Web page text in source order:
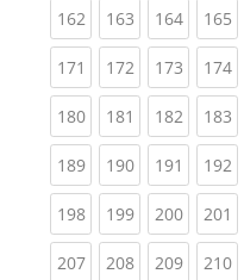
162(current)
163(current)
164(current)
165
171 (current)
172(current)
173(current)
174
180(current)
181 (current)
182(current)
183
189(current)
190(current)
191 (current)
192
198(current)
199(current)
200(current)
201
207(current)
208(current)
209(current)
210